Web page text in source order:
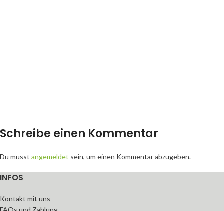
Schreibe einen Kommentar
Du musst angemeldet sein, um einen Kommentar abzugeben.
INFOS
Kontakt mit uns